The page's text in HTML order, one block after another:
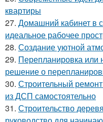
квартиры
27. Домашний кабинет в
идеальное рабочее
28. Создание уютной
29. Перепланировка или
решение о
30. Строительный
из ДСП самостоятельно
31. Строительство